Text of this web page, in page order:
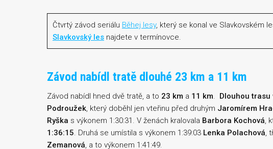
Čtvrtý závod seriálu Běhej lesy, který se konal ve Slavkovském
Slavkovský les najdete v termínovce.
Závod nabídl tratě dlouhé 23 km a 11 km
Závod nabídl hned dvě tratě, a to 23 km a 11 km. Dlouhou trasu
Podroužek, který doběhl jen vteřinu před druhým Jaromírem
Ryška s výkonem 1:30:31. V ženách kralovala Barbora Kochová,
1:36:15. Druhá se umístila s výkonem 1:39:03 Lenka Polachová,
Zemanová, a to výkonem 1:41:49.